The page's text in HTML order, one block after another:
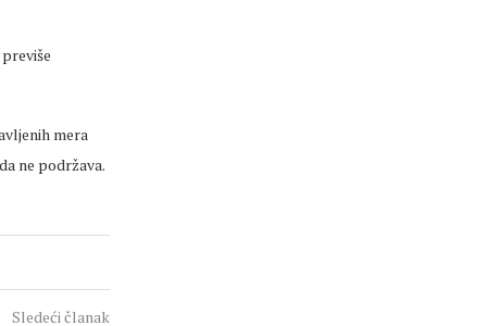
mera
ne podržava.
Sledeći članak